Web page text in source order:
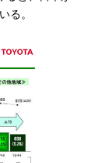
る。